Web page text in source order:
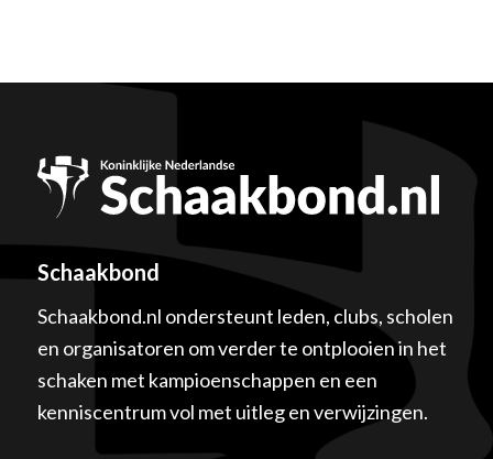
Schaakbond
Schaakbond.nl ondersteunt leden, clubs, scholen
en organisatoren om verder te ontplooien in het
schaken met kampioenschappen en een
kenniscentrum vol met uitleg en verwijzingen.